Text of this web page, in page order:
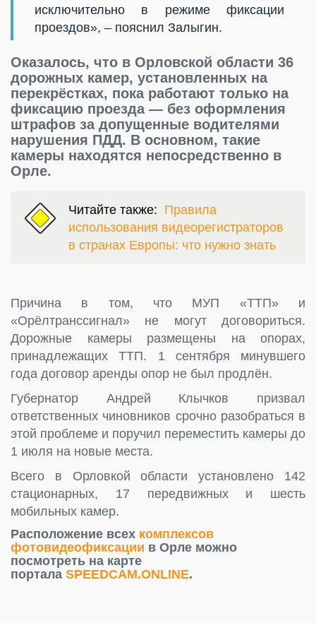
исключительно в режиме фиксации
проездов», – пояснил Залыгин.
Оказалось, что в Орловской области 36
дорожных камер, установленных на
перекрёстках, пока работают только на
фиксацию проезда — без оформления
штрафов за допущенные водителями
нарушения ПДД. В основном, такие
камеры находятся непосредственно в
Орле.
Читайте также: Правила
использования видеорегистраторов
в странах Европы: что нужно знать
Причина в том, что МУП «ТТП» и
«Орёлтранссигнал» не могут договориться.
Дорожные камеры размещены на опорах,
принадлежащих ТТП. 1 сентября минувшего
года договор аренды опор не был продлён.
Губернатор Андрей Клычков призвал
ответственных чиновников срочно разобраться в
этой проблеме и поручил переместить камеры до
1 июля на новые места.
Всего в Орловкой области установлено 142
стационарных, 17 передвижных и шесть
мобильных камер.
Расположение всех комплексов
фотовидеофиксации в Орле можно
посмотреть на карте
портала SPEEDCAM.ONLINE.